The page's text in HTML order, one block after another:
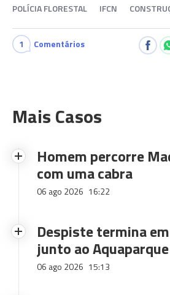
POLÍCIA FLORESTAL IFCN
1 Comentários
Mais Casos
Homem percorre
com uma cabra
06 ago 2026 16:22
Despiste termina
junto ao Aquaparque
06 ago 2026 15:13